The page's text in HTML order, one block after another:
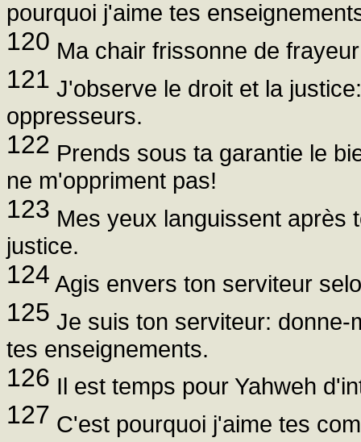
pourquoi j'aime tes
120 Ma chair frissonne de
121 J'observe le droit et la
oppresseurs.
122 Prends sous ta garantie le
ne m'oppriment pas!
123 Mes yeux languissent après
justice.
124 Agis envers ton serviteur
125 Je suis ton serviteur: donne-
tes enseignements.
126 Il est temps pour Yahweh
127 C'est pourquoi j'aime tes